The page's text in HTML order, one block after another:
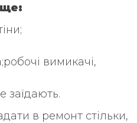
вимикачі,
заїдають.
в ремонт стільки,